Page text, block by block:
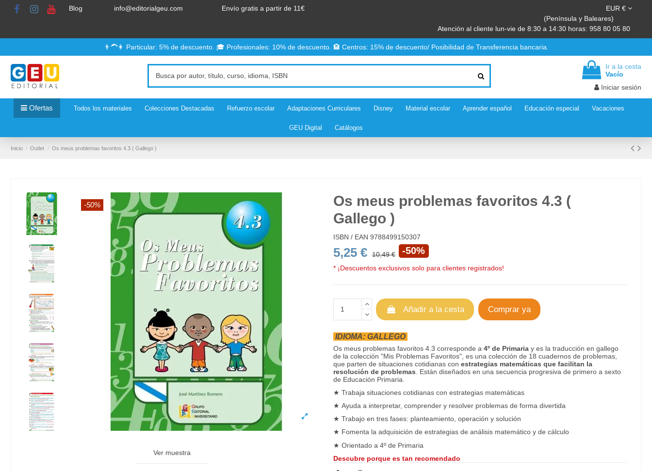
Blog info@editorialgeu.com Envío gratis a partir de 11€
EUR €
(Península y Baleares)
Atención al cliente lun-vie de 8:30 a 14:30 horas: 958 80 05 80
👨‍🦱👩 Particular: 5% de descuento. 🎓 Profesionales: 10% de descuento. 🏨 Centros: 15% de descuento/ Posibilidad de Transferencia bancaria.
Ir a la cesta
Vacío
Iniciar sesión
Ofertas Todos los materiales Colecciones Destacadas Refuerzo escolar Adaptaciones Curriculares Disney Material escolar Aprender español Educación especial Vacaciones
GEU Digital Catálogos
Inicio Outlet Os meus problemas favoritos 4.3 ( Gallego )
-50%
Ver muestra
Os meus problemas favoritos 4.3 (
Gallego )
ISBN / EAN 9788499150307
5,25 € 10,49 € -50%
* ¡Descuentos exclusivos solo para clientes registrados!
Añadir a la cesta Comprar ya
IDIOMA: GALLEGO
Os meus problemas favoritos 4.3 corresponde a 4º de Primariay es la traducción en gallego
de la colección "Mis Problemas Favoritos", es una colección de 18 cuadernos de problemas,
que parten de situaciones cotidianas con estrategias matemáticas que facilitan la
resolución de problemas . Están diseñados en una secuencia progresiva de primero a sexto
de Educación Primaria.
★ Trabaja situaciones cotidianas con estrategias matemáticas
★ Ayuda a interpretar, comprender y resolver problemas de forma divertida
★ Trabajo en tres fases: planteamiento, operación y solución
★ Fomenta la adquisición de estrategias de análisis matemático y de cálculo
★ Orientado a 4º de Primaria
Descubre porque es tan recomendado